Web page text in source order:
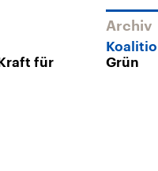
für
Archiv
Grün